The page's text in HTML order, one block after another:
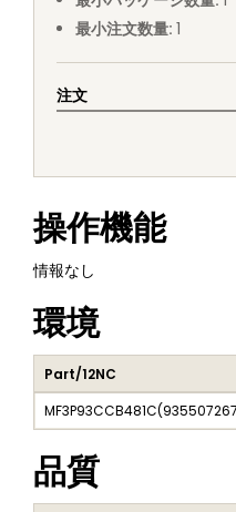
最小注文数量: 1
注文
操作機能
情報なし
環境
Part/12NC
MF3P93CCB481C(
品質